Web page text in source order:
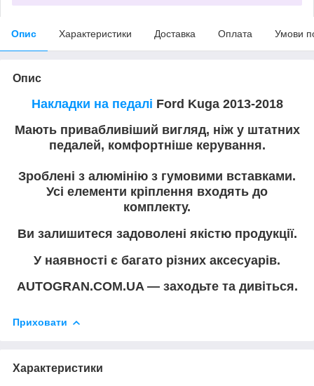
Опис Характеристики Доставка Оплата Умови
Опис
Накладки на педалі Ford Kuga 2013-2018
Мають привабливіший вигляд, ніж у штатних
педалей, комфортніше керування.
Зроблені з алюмінію з гумовими вставками.
Усі елементи кріплення входять до
комплекту.
Ви залишитеся задоволені якістю продукції.
У наявності є багато різних аксесуарів.
AUTOGRAN.COM.UA — заходьте та дивіться.
Приховати
Характеристики